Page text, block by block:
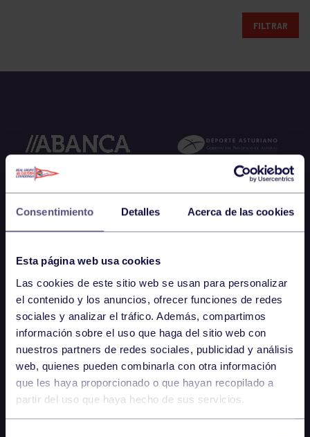
Consentimiento Detalles Acerca de las cookies
Esta página web usa cookies
Las cookies de este sitio web se usan para personalizar
el contenido y los anuncios, ofrecer funciones de redes
sociales y analizar el tráfico. Además, compartimos
información sobre el uso que haga del sitio web con
nuestros partners de redes sociales, publicidad y análisis
web, quienes pueden combinarla con otra información
que les haya proporcionado o que hayan recopilado a
partir del uso que haya hecho de sus servicios.
FILTRAR